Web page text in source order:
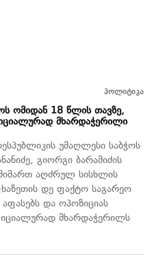
პოლიტიკა
ომიდან 18 წლის თავზე,
მხარდაჭერილი
უმაღლესი საბჭოს
გიორგი ბარამიძის
აღძრულ სისხლის
დე ფაქტო საგარეო
აფასებს და ოპოზიციას
მხარდაჭერილს